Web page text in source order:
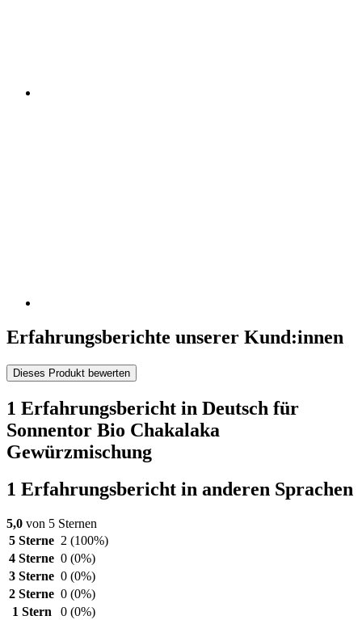
Erfahrungsberichte unserer Kund:innen
Dieses Produkt bewerten
1 Erfahrungsbericht in Deutsch für
Sonnentor Bio Chakalaka
Gewürzmischung
1 Erfahrungsbericht in anderen Sprachen
5,0 von 5 Sternen
5 Sterne 2 (100%)
4 Sterne 0 (0%)
3 Sterne 0 (0%)
2 Sterne 0 (0%)
1 Stern
0 (0%)